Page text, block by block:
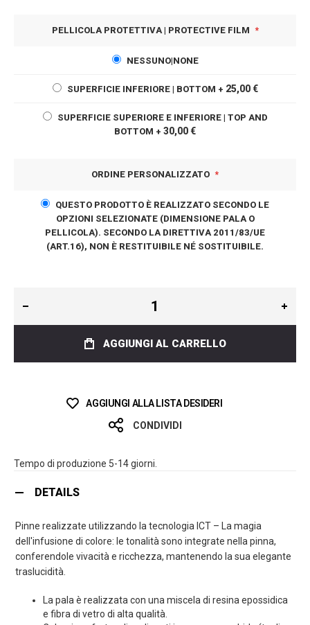
PELLICOLA PROTETTIVA | PROTECTIVE FILM
NESSUNO|NONE
SUPERFICIE INFERIORE | BOTTOM + 25,00 €
SUPERFICIE SUPERIORE E INFERIORE | TOP AND
BOTTOM + 30,00 €
ORDINE PERSONALIZZATO
QUESTO PRODOTTO È REALIZZATO SECONDO LE
OPZIONI SELEZIONATE (DIMENSIONE PALA O
PELLICOLA). SECONDO LA DIRETTIVA 2011/83/UE
(ART.16), NON È RESTITUIBILE NÉ SOSTITUIBILE.
AGGIUNGI AL CARRELLO
AGGIUNGI ALLA LISTA DESIDERI
CONDIVIDI
Tempo di produzione 5-14 giorni.
DETAILS
Pinne realizzate utilizzando la tecnologia ICT – La magia
dell'infusione di colore: le tonalità sono integrate nella pinna,
conferendole vivacità e ricchezza, mantenendo la sua elegante
traslucidità.
La pala è realizzata con una miscela di resina epossidica
e fibra di vetro di alta qualità.